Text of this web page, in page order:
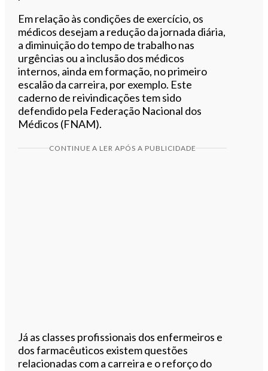
Em relação às condições de exercício, os
médicos desejam a redução da jornada diária,
a diminuição do tempo de trabalho nas
urgências ou a inclusão dos médicos
internos, ainda em formação, no primeiro
escalão da carreira, por exemplo. Este
caderno de reivindicações tem sido
defendido pela Federação Nacional dos
Médicos (FNAM).
CONTINUE A LER APÓS A PUBLICIDADE
Já as classes profissionais dos enfermeiros e
dos farmacêuticos existem questões
relacionadas com a carreira e o reforço do